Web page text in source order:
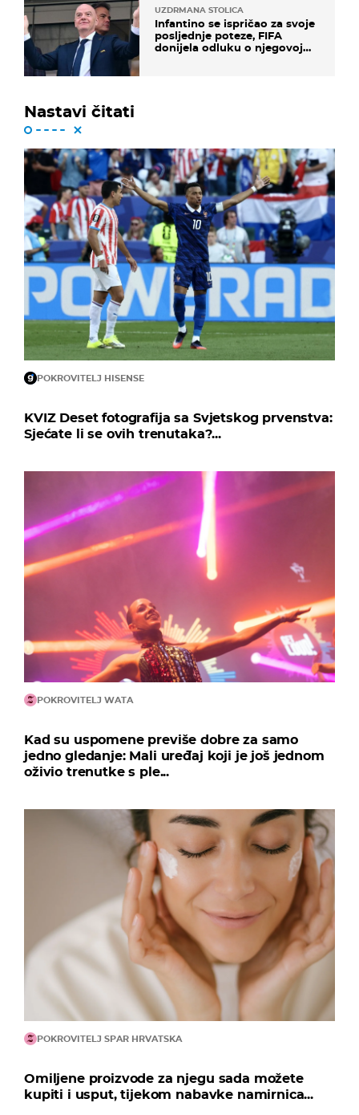
UZDRMANA STOLICA
Infantino se ispričao za svoje
posljednje poteze, FIFA
donijela odluku o njegovoj
Nastavi čitati
POKROVITELJ HISENSE
KVIZ Deset fotografija sa Svjetskog prvenstva:
Sjećate li se ovih trenutaka?...
POKROVITELJ WATA
Kad su uspomene previše dobre za samo
jedno gledanje: Mali uređaj koji je još jednom
oživio trenutke s ple...
POKROVITELJ SPAR HRVATSKA
Omiljene proizvode za njegu sada možete
kupiti i usput, tijekom nabavke namirnica...